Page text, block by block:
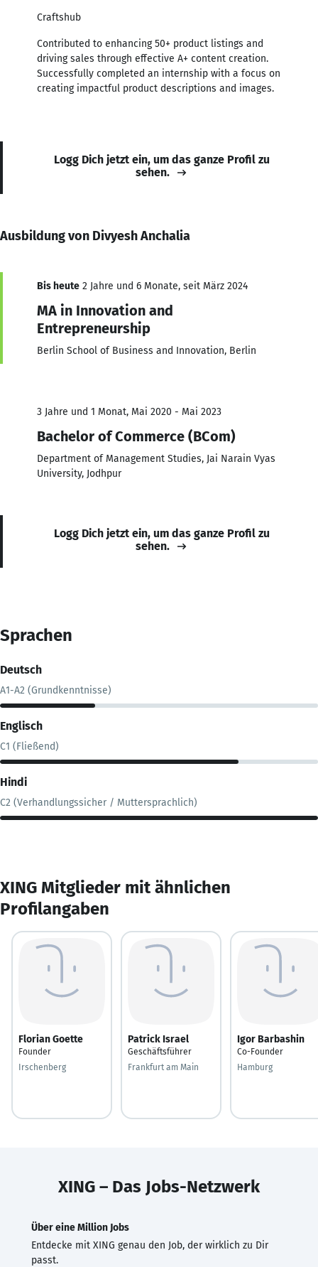
Craftshub
Contributed to enhancing 50+ product listings and
driving sales through effective A+ content creation.
Successfully completed an internship with a focus on
creating impactful product descriptions and images.
Logg Dich jetzt ein, um das ganze Profil zu
sehen.
Ausbildung von Divyesh Anchalia
Bis heute 2 Jahre und 6 Monate, seit März 2024
MA in Innovation and
Entrepreneurship
Berlin School of Business and Innovation, Berlin
3 Jahre und 1 Monat, Mai 2020 - Mai 2023
Bachelor of Commerce (BCom)
Department of Management Studies, Jai Narain Vyas
University, Jodhpur
Logg Dich jetzt ein, um das ganze Profil zu
sehen.
Sprachen
Deutsch
A1-A2 (Grundkenntnisse)
Englisch
C1 (Fließend)
Hindi
C2 (Verhandlungssicher / Muttersprachlich)
XING Mitglieder mit ähnlichen
Profilangaben
Florian Goette
Founder
Irschenberg
Patrick Israel
Geschäftsführer
Frankfurt am Main
Igor Barbashin
Co-Founder
Hamburg
XING – Das Jobs-Netzwerk
Über eine Million Jobs
Entdecke mit XING genau den Job, der wirklich zu Dir
passt.